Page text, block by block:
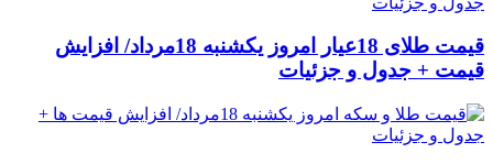
قیمت طلای 18عیار امروز یکشنبه 18مرداد/ افزایش
قیمت + جدول و جزئیات